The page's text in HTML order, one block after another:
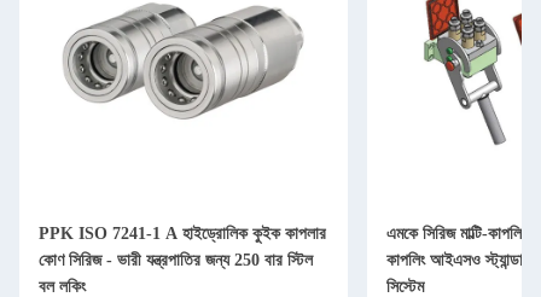
PPK ISO 7241-1 A হাইড্রোলিক কুইক কাপলার
কোণ সিরিজ - ভারী যন্ত্রপাতির জন্য 250 বার স্টিল
বল লকিং
এমকে সিরিজ মাল্টি-কাপলিং
কাপলিং আইএসও
সিস্টেম